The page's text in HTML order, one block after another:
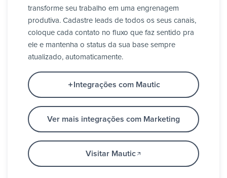
transforme seu trabalho em uma engrenagem
produtiva. Cadastre leads de todos os seus canais,
coloque cada contato no fluxo que faz sentido pra
ele e mantenha o status da sua base sempre
atualizado, automaticamente.
Integrações com Mautic
Ver mais integrações com Marketing
Visitar Mautic